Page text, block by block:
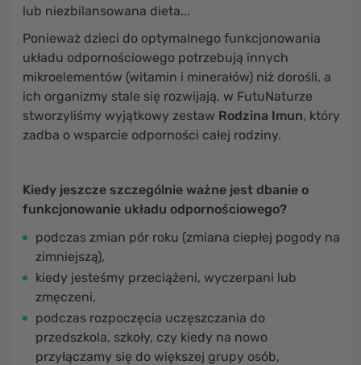
lub niezbilansowana dieta...
Ponieważ dzieci do optymalnego funkcjonowania
układu odpornościowego potrzebują innych
mikroelementów (witamin i minerałów) niż dorośli, a
ich organizmy stale się rozwijają, w FutuNaturze
stworzyliśmy wyjątkowy zestaw Rodzina Imun, który
zadba o wsparcie odporności całej rodziny.
Kiedy jeszcze szczególnie ważne jest dbanie o
funkcjonowanie układu odpornościowego?
podczas zmian pór roku (zmiana ciepłej pogody na
zimniejszą),
kiedy jesteśmy przeciążeni, wyczerpani lub
zmęczeni,
podczas rozpoczęcia uczęszczania do
przedszkola, szkoły, czy kiedy na nowo
przyłączamy się do większej grupy osób,